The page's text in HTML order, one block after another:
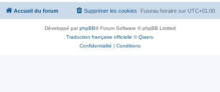
Accueil du forum Fuseau horaire sur UTC+01:00
Supprimer les cookies
Développé parphpBB® Forum Software © phpBB Limited
Traduction française officielle ©Qiaeru
Confidentialité | Conditions